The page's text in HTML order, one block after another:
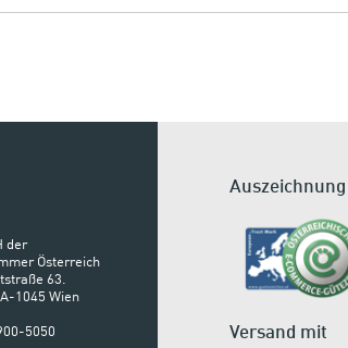
der
Österreich
63.
1045 Wien
5050
Auszeichnung
Versand mit